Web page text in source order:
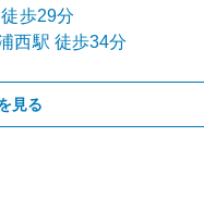
歩29分
西駅 徒歩34分
見る